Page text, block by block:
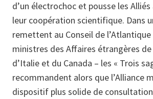
d’un électrochoc et pousse les
leur coopération scientifique. Dans
remettent au Conseil de
ministres des Affaires étrangères
d’Italie et du Canada – les « Trois
recommandent alors que l’Alliance
dispositif plus solide de